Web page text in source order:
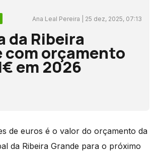
Ana Leal Pereira | 25 dez, 2025, 07:13
da Ribeira
com orçamento
em 2026
de euros é o valor do orçamento da
da Ribeira Grande para o próximo